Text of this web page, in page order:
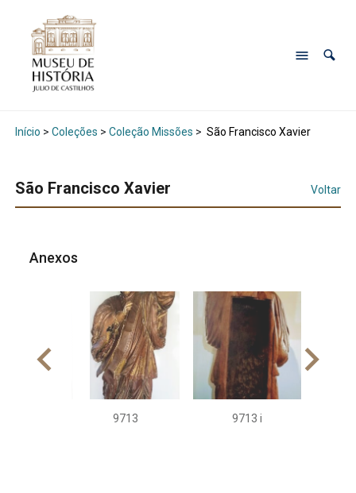
Início > Coleções > Coleção Missões > São Francisco Xavier
São Francisco Xavier Voltar
Anexos
9713 9713 i